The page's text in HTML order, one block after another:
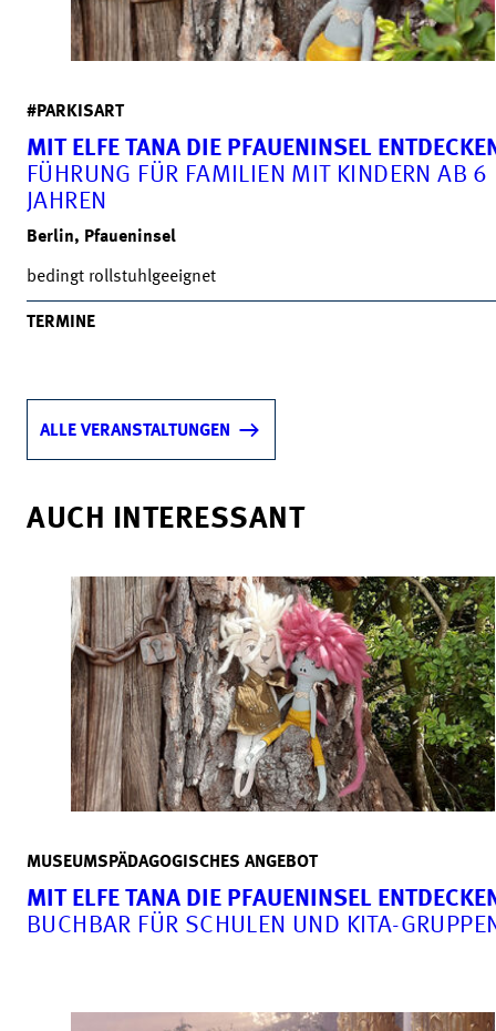
#PARKISART
MIT ELFE TANA DIE PFAUENINSEL
FÜHRUNG FÜR FAMILIEN MIT KINDERN AB 6
JAHREN
Berlin, Pfaueninsel
bedingt rollstuhlgeeignet
TERMINE
ALLE VERANSTALTUNGEN
AUCH INTERESSANT
MUSEUMSPÄDAGOGISCHES ANGEBOT
MIT ELFE TANA DIE PFAUENINSEL
BUCHBAR FÜR SCHULEN UND KITA-